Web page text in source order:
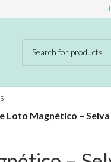
Loto Magnético –